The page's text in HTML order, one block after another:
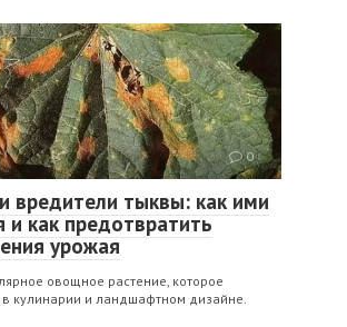
0
вредители тыквы: как ими
и как предотвратить
урожая
овощное растение, которое
в кулинарии и ландшафтном дизайне.